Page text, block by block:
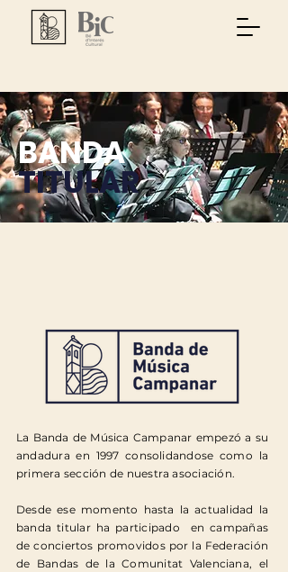
BANDA
TITULAR
La Banda de Música Campanar empezó a su
andadura en 1997 consolidandose como la
primera sección de nuestra asociación.
Desde ese momento hasta la actualidad la
banda titular ha participado en campañas
de conciertos promovidos por la Federación
de Bandas de la Comunitat Valenciana, el